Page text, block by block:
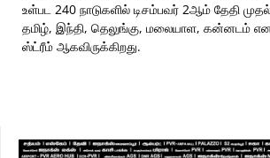
உள்பட 240 நாடுகளில் டிசம்பவர் 2ஆம் தேதி
தமிழ், இந்தி, தெலுங்கு, மலையாள, கன்னடம்
ஸ்ட்ரீம் ஆகவிருக்கிறது.